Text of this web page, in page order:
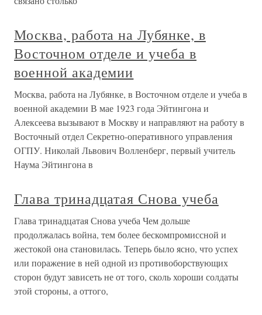
Москва, работа на Лубянке, в
Восточном отделе и учеба в
военной академии
Москва, работа на Лубянке, в Восточном отделе и учеба в
военной академии В мае 1923 года Эйтингона и
Алексеева вызывают в Москву и направляют на работу в
Восточный отдел Секретно-оперативного управления
ОГПУ. Николай Львович Волленберг, первый учитель
Наума Эйтингона в
Глава тринадцатая Снова учеба
Глава тринадцатая Снова учеба Чем дольше
продолжалась война, тем более бескомпромиссной и
жестокой она становилась. Теперь было ясно, что успех
или поражение в ней одной из противоборствующих
сторон будут зависеть не от того, сколь хороши солдаты
этой стороны, а оттого,